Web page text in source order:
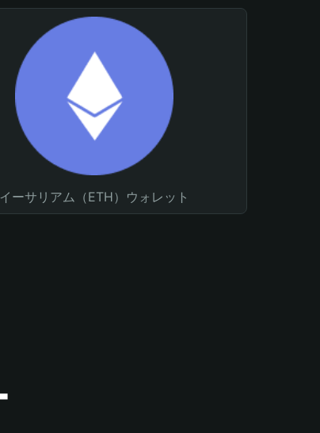
イーサリアム（ETH）ウォレット